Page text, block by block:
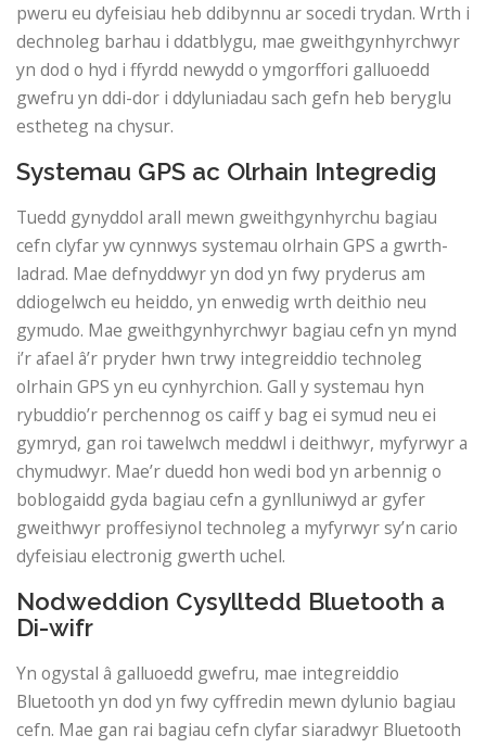
pweru eu dyfeisiau heb ddibynnu ar socedi trydan. Wrth i
dechnoleg barhau i ddatblygu, mae gweithgynhyrchwyr
yn dod o hyd i ffyrdd newydd o ymgorffori galluoedd
gwefru yn ddi-dor i ddyluniadau sach gefn heb beryglu
estheteg na chysur.
Systemau GPS ac Olrhain Integredig
Tuedd gynyddol arall mewn gweithgynhyrchu bagiau
cefn clyfar yw cynnwys systemau olrhain GPS a gwrth-
ladrad. Mae defnyddwyr yn dod yn fwy pryderus am
ddiogelwch eu heiddo, yn enwedig wrth deithio neu
gymudo. Mae gweithgynhyrchwyr bagiau cefn yn mynd
i’r afael â’r pryder hwn trwy integreiddio technoleg
olrhain GPS yn eu cynhyrchion. Gall y systemau hyn
rybuddio’r perchennog os caiff y bag ei ​​symud neu ei
gymryd, gan roi tawelwch meddwl i deithwyr, myfyrwyr a
chymudwyr. Mae’r duedd hon wedi bod yn arbennig o
boblogaidd gyda bagiau cefn a gynlluniwyd ar gyfer
gweithwyr proffesiynol technoleg a myfyrwyr sy’n cario
dyfeisiau electronig gwerth uchel.
Nodweddion Cysylltedd Bluetooth a
Di-wifr
Yn ogystal â galluoedd gwefru, mae integreiddio
Bluetooth yn dod yn fwy cyffredin mewn dylunio bagiau
cefn. Mae gan rai bagiau cefn clyfar siaradwyr Bluetooth